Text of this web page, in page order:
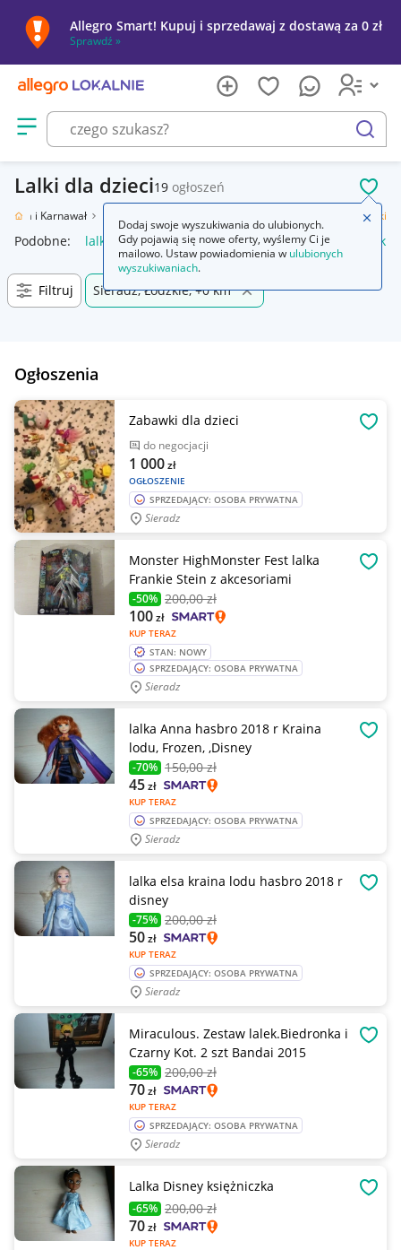
Allegro Smart! Kupuj i sprzedawaj z dostawą za 0 zł
Sprawdź »
Otwórz menu z kategoriami
szukaj
Lalki dla dzieci19 ogłoszeń
Święta i Karnawał Lalki
Podobne: lalki huntrix lalki huntrix lalki śpiewające lalki
Filtruj Sieradz, Łódzkie, +0 km
Ogłoszenia
Zabawki dla dzieci
do negocjacji
OGŁOSZENIE
1 000zł
SPRZEDAJĄCY: OSOBA PRYWATNA
Sieradz
Monster HighMonster Fest lalka
Frankie Stein z akcesoriami
-50% 200,00 zł
KUP TERAZ
100zł
STAN: NOWY
SPRZEDAJĄCY: OSOBA PRYWATNA
Sieradz
lalka Anna hasbro 2018 r Kraina
lodu, Frozen, ,Disney
-70% 150,00 zł
KUP TERAZ
45zł
SPRZEDAJĄCY: OSOBA PRYWATNA
Sieradz
lalka elsa kraina lodu hasbro 2018 r
disney
-75% 200,00 zł
KUP TERAZ
50zł
SPRZEDAJĄCY: OSOBA PRYWATNA
Sieradz
Miraculous. Zestaw lalek.Biedronka i
Czarny Kot. 2 szt Bandai 2015
-65% 200,00 zł
KUP TERAZ
70zł
SPRZEDAJĄCY: OSOBA PRYWATNA
Sieradz
Lalka Disney księżniczka
-65% 200,00 zł
KUP TERAZ
70zł
Dodaj swoje wyszukiwania do ulubionych.
Gdy pojawią się nowe oferty, wyślemy Ci je
mailowo. Ustaw powiadomienia w ulubionych
wyszukiwaniach.